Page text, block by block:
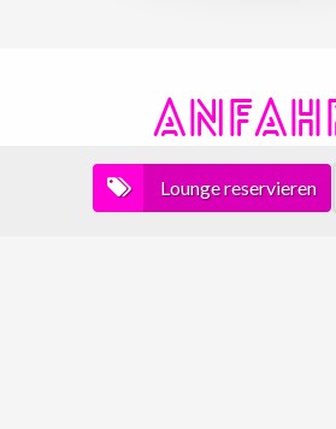
Lounge reservieren